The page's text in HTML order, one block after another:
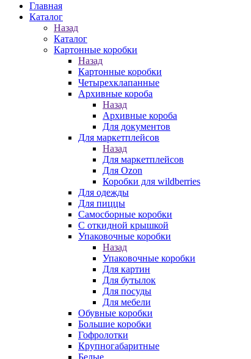
Главная
Каталог
Назад
Каталог
Картонные коробки
Назад
Картонные коробки
Четырехклапанные
Архивные короба
Назад
Архивные короба
Для документов
Для маркетплейсов
Назад
Для маркетплейсов
Для Ozon
Коробки для wildberries
Для одежды
Для пиццы
Самосборные коробки
С откидной крышкой
Упаковочные коробки
Назад
Упаковочные коробки
Для картин
Для бутылок
Для посуды
Для мебели
Обувные коробки
Большие коробки
Гофролотки
Крупногабаритные
Белые